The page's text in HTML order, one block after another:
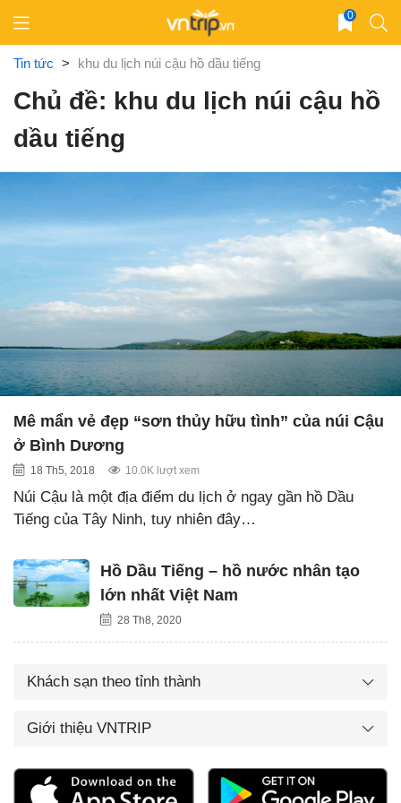
content
0
Tin tức > khu du lịch núi cậu hồ dầu tiếng
Chủ đề: khu du lịch núi cậu hồ
dầu tiếng
Mê mẩn vẻ đẹp “sơn thủy hữu tình” của núi Cậu
ở Bình Dương
18 Th5, 2018 10.0K lượt xem
Núi Cậu là một địa điểm du lịch ở ngay gần hồ Dầu
Tiếng của Tây Ninh, tuy nhiên đây…
Hồ Dầu Tiếng – hồ nước nhân tạo
lớn nhất Việt Nam
28 Th8, 2020
Khách sạn theo tỉnh thành
Giới thiệu VNTRIP